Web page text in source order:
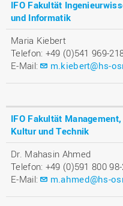
IFO Fakultät
und Informatik
Maria Kiebert
Telefon: +49 (0)541 969-
E-Mail:
m.kiebert@hs-
IFO Fakultät Management,
Kultur und Technik
Dr. Mahasin Ahmed
Telefon: +49 (0)591 800
E-Mail:
m.ahmed@hs-